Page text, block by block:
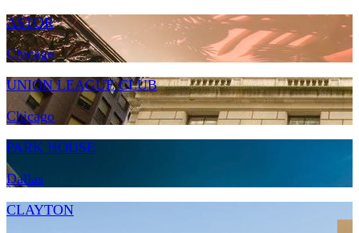
ASTOR
Chicago
UNION LEAGUE CLUB
Chicago
PARK HOUSE
Dallas
CLAYTON